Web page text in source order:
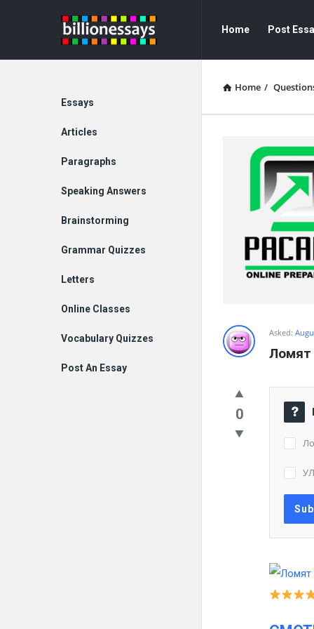
Billion
Essays
Essays
Navigation
Home Post
Home /
Asked:
Ломят
0
Explore
Essays
Articles
Paragraphs
Speaking Answers
Brainstorming
Grammar Quizzes
Letters
Online Classes
Vocabulary Quizzes
Post An Essay